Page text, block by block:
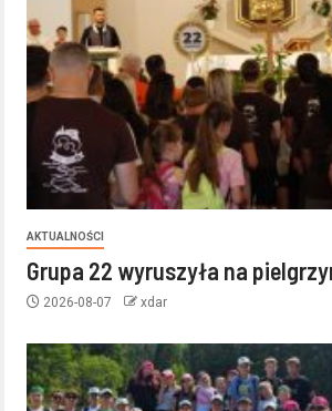
AKTUALNOŚCI
Grupa 22 wyruszyła na
2026-08-07 xdar